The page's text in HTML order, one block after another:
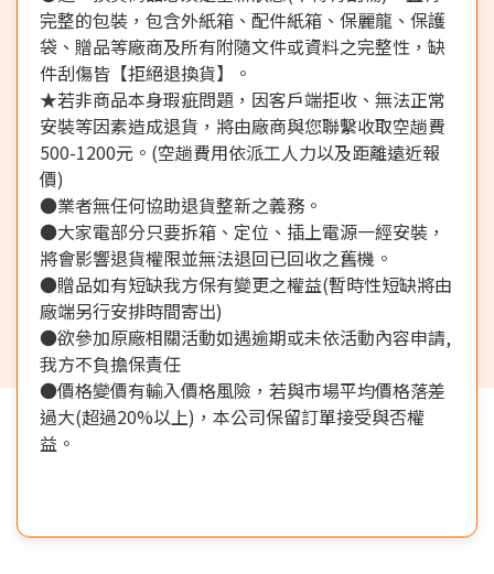
完整的包裝，包含外紙箱、配件紙箱、保麗龍、保護
袋、贈品等廠商及所有附隨文件或資料之完整性，缺
件刮傷皆【拒絕退換貨】。
★若非商品本身瑕疵問題，因客戶端拒收、無法正常
安裝等因素造成退貨，將由廠商與您聯繫收取空趟費
500-1200元。(空趟費用依派工人力以及距離遠近報
價)
●業者無任何協助退貨整新之義務。
●大家電部分只要拆箱、定位、插上電源一經安裝，
將會影響退貨權限並無法退回已回收之舊機。
●贈品如有短缺我方保有變更之權益(暫時性短缺將由
廠端另行安排時間寄出)
●欲參加原廠相關活動如遇逾期或未依活動內容申請,
我方不負擔保責任
●價格變價有輸入價格風險，若與市場平均價格落差
過大(超過20%以上)，本公司保留訂單接受與否權
益。